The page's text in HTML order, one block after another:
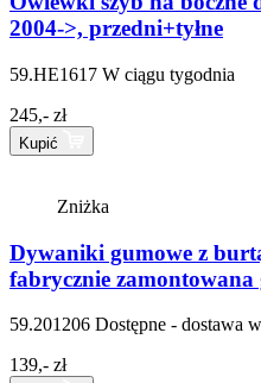
2004->, przedni+tyłne
59.HE1617 W ciągu tygodnia
245,- zł
Kupić
Zniżka
Dywaniki gumowe z
fabrycznie zamontowana
59.201206 Dostępne - dostawa
139,- zł